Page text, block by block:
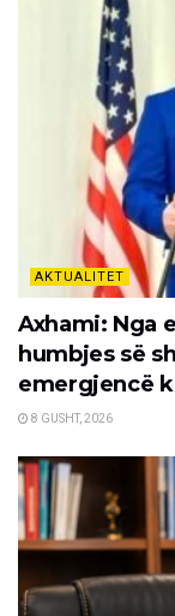
AKTUALITET
Axhami: Nga
humbjes së
emergjencë
8 GUSHT, 2026